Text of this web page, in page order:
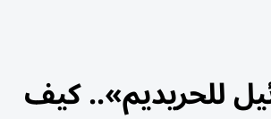
للحريديم».. كيف